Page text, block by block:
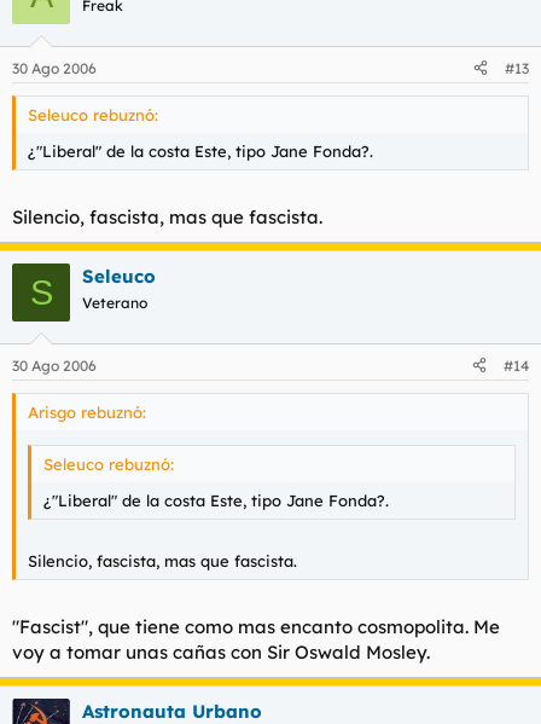
Freak
30 Ago 2006 #13
Seleuco rebuznó:
¿"Liberal" de la costa Este, tipo Jane Fonda?.
Silencio, fascista, mas que fascista.
S Seleuco
Veterano
30 Ago 2006 #14
Arisgo rebuznó:
Seleuco rebuznó:
¿"Liberal" de la costa Este, tipo Jane Fonda?.
Silencio, fascista, mas que fascista.
"Fascist", que tiene como mas encanto cosmopolita. Me
voy a tomar unas cañas con Sir Oswald Mosley.
Astronauta Urbano